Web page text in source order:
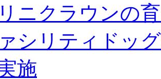
ニクラウンの
シリティドッ
施